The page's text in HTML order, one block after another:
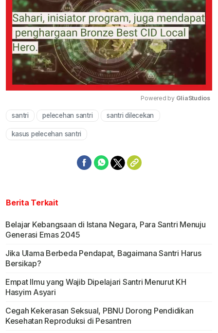
Powered by GliaStudios
santri pelecehan santri santri dilecekan
kasus pelecehan santri
Berita Terkait
Belajar Kebangsaan di Istana Negara, Para Santri Menuju
Generasi Emas 2045
Jika Ulama Berbeda Pendapat, Bagaimana Santri Harus
Bersikap?
Empat Ilmu yang Wajib Dipelajari Santri Menurut KH
Hasyim Asyari
Cegah Kekerasan Seksual, PBNU Dorong Pendidikan
Kesehatan Reproduksi di Pesantren